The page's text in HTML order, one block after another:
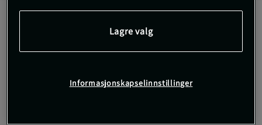
Denne rashguarden er designet for å gi optimal
beskyttelse og støtte under grappling, BJJ og MMA-
trening.
Beskytter mot skrubbsår og utslett
Kompresjonsmateriale for muskelstøtte
Lagre valg
Informasjonskapselinnstillinger